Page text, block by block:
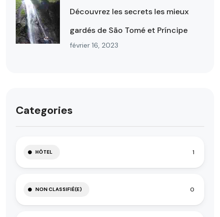
Découvrez les secrets les mieux
gardés de São Tomé et Príncipe
février 16, 2023
Categories
HÔTEL 1
NON CLASSIFIÉ(E) 0